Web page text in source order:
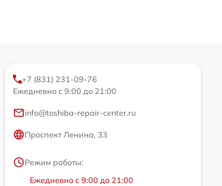
+7 (831) 231-09-76
Ежедневно с 9:00 до 21:00
info@toshiba-repair-center.ru
Проспект Ленина, 33
Режим работы:
Ежедневно с 9:00 до 21:00